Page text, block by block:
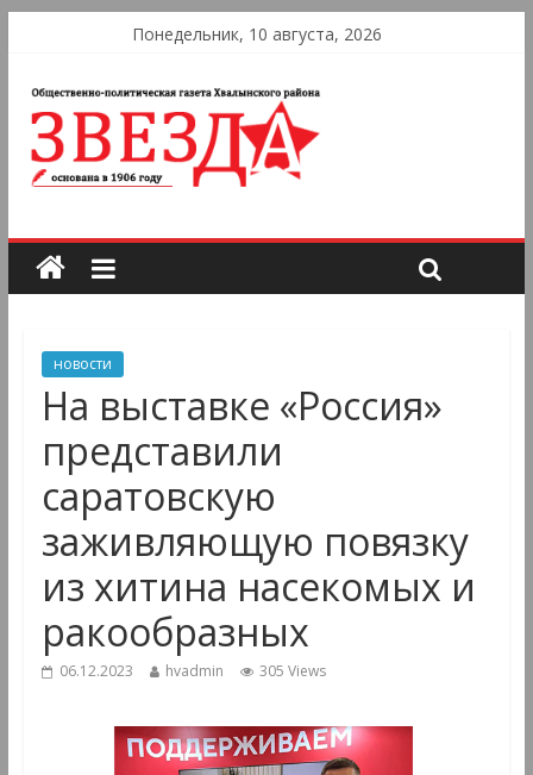
Понедельник, 10 августа, 2026
новости
На выставке «Россия»
представили
саратовскую
заживляющую повязку
из хитина насекомых и
ракообразных
06.12.2023 hvadmin 305 Views